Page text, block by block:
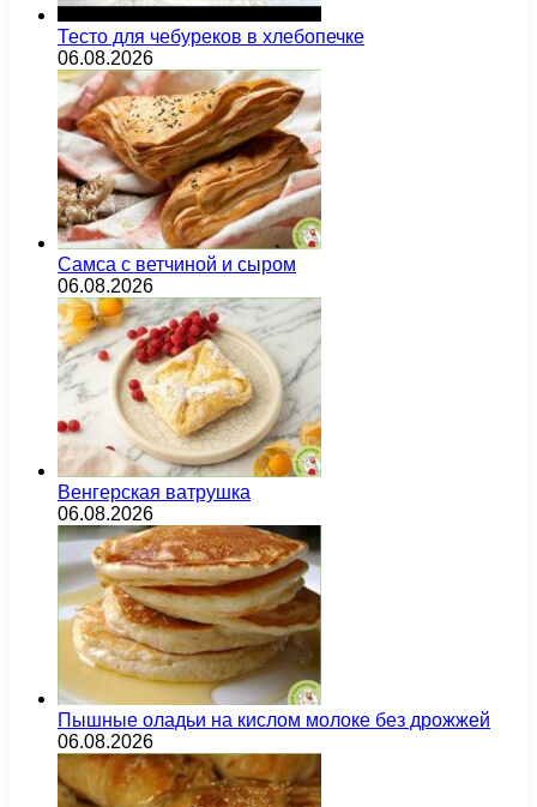
Тесто для чебуреков в хлебопечке
06.08.2026
Самса с ветчиной и сыром
06.08.2026
Венгерская ватрушка
06.08.2026
Пышные оладьи на кислом молоке без дрожжей
06.08.2026